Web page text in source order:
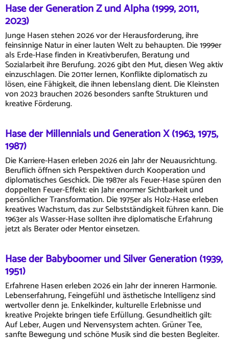
Hase der Generation Z und Alpha (1999, 2011,
2023)
Junge Hasen stehen 2026 vor der Herausforderung, ihre
feinsinnige Natur in einer lauten Welt zu behaupten. Die 1999er
als Erde-Hase finden in Kreativberufen, Beratung und
Sozialarbeit ihre Berufung. 2026 gibt den Mut, diesen Weg aktiv
einzuschlagen. Die 2011er lernen, Konflikte diplomatisch zu
lösen, eine Fähigkeit, die ihnen lebenslang dient. Die Kleinsten
von 2023 brauchen 2026 besonders sanfte Strukturen und
kreative Förderung.
Hase der Millennials und Generation X (1963, 1975,
1987)
Die Karriere-Hasen erleben 2026 ein Jahr der Neuausrichtung.
Beruflich öffnen sich Perspektiven durch Kooperation und
diplomatisches Geschick. Die 1987er als Feuer-Hase spüren den
doppelten Feuer-Effekt: ein Jahr enormer Sichtbarkeit und
persönlicher Transformation. Die 1975er als Holz-Hase erleben
kreatives Wachstum, das zur Selbstständigkeit führen kann. Die
1963er als Wasser-Hase sollten ihre diplomatische Erfahrung
jetzt als Berater oder Mentor einsetzen.
Hase der Babyboomer und Silver Generation (1939,
1951)
Erfahrene Hasen erleben 2026 ein Jahr der inneren Harmonie.
Lebenserfahrung, Feingefühl und ästhetische Intelligenz sind
wertvoller denn je. Enkelkinder, kulturelle Erlebnisse und
kreative Projekte bringen tiefe Erfüllung. Gesundheitlich gilt:
Auf Leber, Augen und Nervensystem achten. Grüner Tee,
sanfte Bewegung und schöne Musik sind die besten Begleiter.